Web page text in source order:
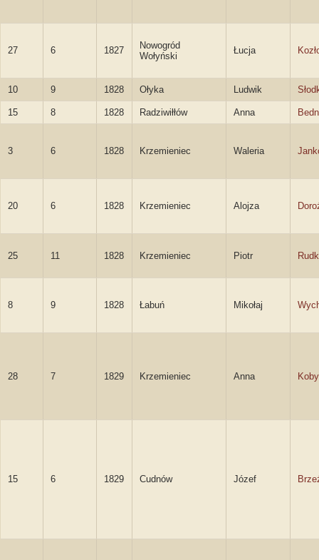
27 6 1827
Nowogród
Wołyński
Łucja
10 9 1828 Ołyka Ludwik
15 8 1828 Radziwiłłów Anna
3 6 1828 Krzemieniec Waleria
20 6 1828 Krzemieniec Alojza
25 11 1828 Krzemieniec Piotr
8 9 1828 Łabuń Mikołaj
28 7 1829 Krzemieniec Anna
15 6 1829 Cudnów Józef